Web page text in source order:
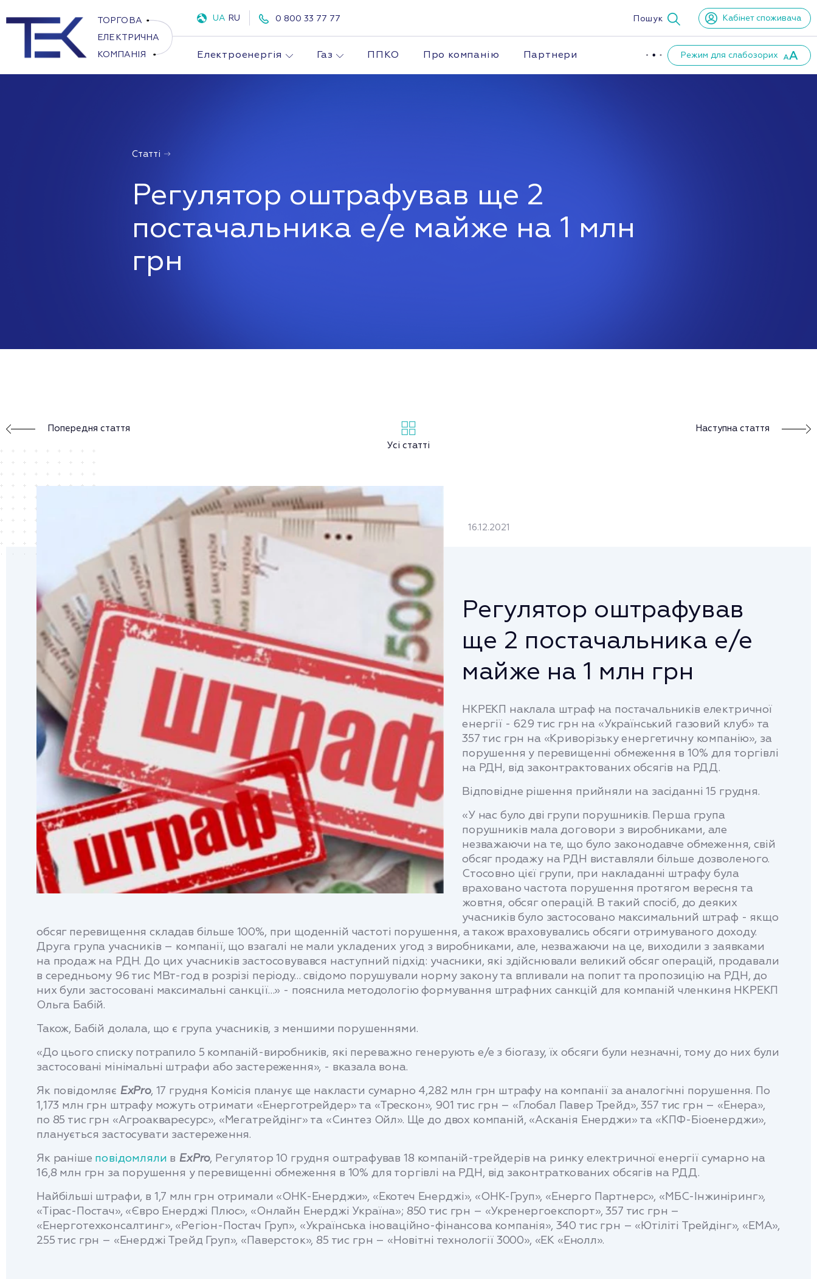
UA RU 0 800 33 77 77 Пошук Кабінет споживача
Електроенергія Газ ППКО Про компанію Партнери Режим для слабозорих
Статті
Регулятор оштрафував ще 2
постачальника е/е майже на 1 млн
грн
Попередня стаття
Усі статті
Наступна стаття
16.12.2021
Регулятор оштрафував
ще 2 постачальника е/е
майже на 1 млн грн
НКРЕКП наклала штраф на постачальників електричної
енергії - 629 тис грн на «Український газовий клуб» та
357 тис грн на «Криворізьку енергетичну компанію», за
порушення у перевищенні обмеження в 10% для торгівлі
на РДН, від законтрактованих обсягів на РДД.
Відповідне рішення прийняли на засіданні 15 грудня.
«У нас було дві групи порушників. Перша група
порушників мала договори з виробниками, але
незважаючи на те, що було законодавче обмеження, свій
обсяг продажу на РДН виставляли більше дозволеного.
Стосовно цієї групи, при накладанні штрафу була
враховано частота порушення протягом вересня та
жовтня, обсяг операцій. В такий спосіб, до деяких
учасників було застосовано максимальний штраф - якщо
обсяг перевищення складав більше 100%, при щоденній частоті порушення, а також враховувались обсяги отримуваного доходу.
Друга група учасників – компанії, що взагалі не мали укладених угод з виробниками, але, незважаючи на це, виходили з заявками
на продаж на РДН. До цих учасників застосовувався наступний підхід: учасники, які здійснювали великий обсяг операцій, продавали
в середньому 96 тис МВт-год в розрізі періоду… свідомо порушували норму закону та впливали на попит та пропозицію на РДН, до
них були застосовані максимальні санкції…» - пояснила методологію формування штрафних санкцій для компаній членкиня НКРЕКП
Ольга Бабій.
Також, Бабій долала, що є група учасників, з меншими порушеннями.
«До цього списку потрапило 5 компаній-виробників, які переважно генерують е/е з біогазу, їх обсяги були незначні, тому до них були
застосовані мінімальні штрафи або застереження», - вказала вона.
Як повідомляє ExPro, 17 грудня Комісія планує ще накласти сумарно 4,282 млн грн штрафу на компанії за аналогічні порушення. По
1,173 млн грн штрафу можуть отримати «Енерготрейдер» та «Трескон», 901 тис грн – «Глобал Павер Трейд», 357 тис грн – «Енера»,
по 85 тис грн «Агроакваресурс», «Мегатрейдінг» та «Синтез Ойл». Ще до двох компаній, «Асканія Енерджи» та «КПФ-Біоенерджи»,
планується застосувати застереження.
Як раніше повідомляли в ExPro, Регулятор 10 грудня оштрафував 18 компаній-трейдерів на ринку електричної енергії сумарно на
16,8 млн грн за порушення у перевищенні обмеження в 10% для торгівлі на РДН, від законтраткованих обсягів на РДД.
Найбільші штрафи, в 1,7 млн грн отримали «ОНК-Енерджи», «Екотеч Енерджі», «ОНК-Груп», «Енерго Партнерс», «МБС-Інжиніринг»,
«Тірас-Постач», «Євро Енерджі Плюс», «Онлайн Енерджі Україна»; 850 тис грн – «Укренергоекспорт», 357 тис грн –
«Енерготехконсалтинг», «Регіон-Постач Груп», «Українська іноваційно-фінансова компанія», 340 тис грн – «Ютіліті Трейдінг», «ЕМА»,
255 тис грн – «Енерджі Трейд Груп», «Паверсток», 85 тис грн – «Новітні технології 3000», «ЕК «Енолл».